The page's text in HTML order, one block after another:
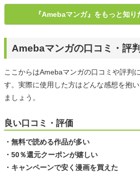
『Amebaマンガ』をもっと知り
Amebaマンガの口コミ・評判
ここからはAmebaマンガの口コミや評判
す。実際に使用した方はどんな感想を抱
ましょう。
良い口コミ・評価
・無料で読める作品が多い
・50％還元クーポンが嬉しい
・キャンペーンで安く漫画を買えた